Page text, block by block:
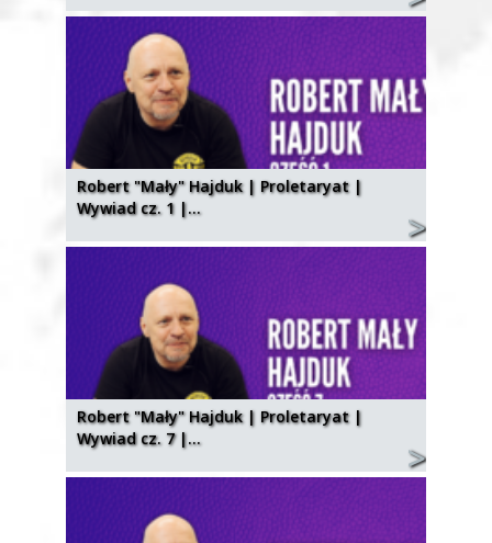
Robert "Mały" Hajduk | Proletaryat |
Wywiad cz. 1 |…
Robert "Mały" Hajduk | Proletaryat |
Wywiad cz. 7 |…